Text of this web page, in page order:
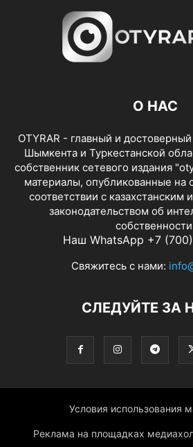
О НАС
OTYRAR - главный и
Шымкента и Туркестанской
собственник сетевого издания
материалы, опубликованные на
соответствии с
законодательством об
Наш WhatsApp +7
Свяжитесь с нами:
СЛЕДУЙТЕ ЗА
Условия использования
Реклама на площадках